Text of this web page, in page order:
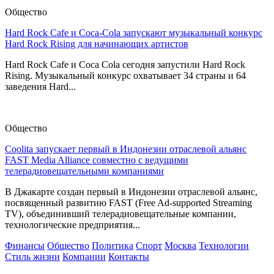
Общество
Hard Rock Cafe и Coca-Cola запускают музыкальный конкурс
Hard Rock Rising для начинающих артистов
Hard Rock Cafe и Coca Cola сегодня запустили Hard Rock
Rising. Музыкальный конкурс охватывает 34 страны и 64
заведения Hard...
Общество
Coolita запускает первый в Индонезии отраслевой альянс
FAST Media Alliance совместно с ведущими
телерадиовещательными компаниями
В Джакарте создан первый в Индонезии отраслевой альянс,
посвященный развитию FAST (Free Ad-supported Streaming
TV), объединивший телерадиовещательные компании,
технологические предприятия...
Финансы Общество Политика Спорт Москва Технологии
Стиль жизни Компании Контакты